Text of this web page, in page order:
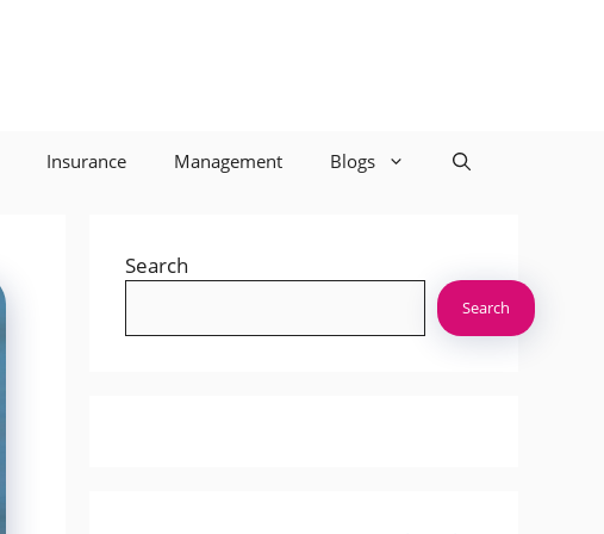
Insurance Management Blogs
Search
Search